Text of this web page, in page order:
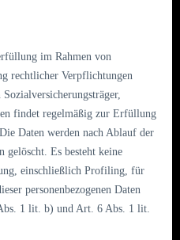
im Rahmen von
rechtlicher Verpflichtungen
findet regelmäßig zur Erfüllung
Daten werden nach Ablauf der
gelöscht. Es besteht keine
einschließlich Profiling, für
personenbezogenen Daten
1 lit. b) und Art. 6 Abs. 1 lit.